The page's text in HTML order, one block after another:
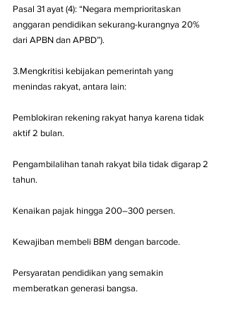
Pasal 31 ayat (4): “Negara memprioritaskan
anggaran pendidikan sekurang-kurangnya 20%
dari APBN dan APBD”).
3.Mengkritisi kebijakan pemerintah yang
menindas rakyat, antara lain:
Pemblokiran rekening rakyat hanya karena tidak
aktif 2 bulan.
Pengambilalihan tanah rakyat bila tidak digarap 2
tahun.
Kenaikan pajak hingga 200–300 persen.
Kewajiban membeli BBM dengan barcode.
Persyaratan pendidikan yang semakin
memberatkan generasi bangsa.